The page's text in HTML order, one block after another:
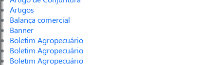
Artigos
Balança comercial
Banner
Boletim Agropecuário
Boletim Agropecuário
Boletim Agropecuário